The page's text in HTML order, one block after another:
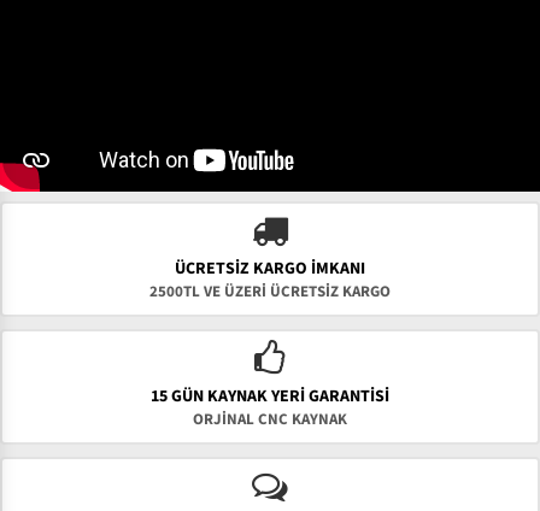
ÜCRETSIZ KARGO İMKANI
2500TL VE ÜZERİ ÜCRETSİZ KARGO
15 GÜN KAYNAK YERI GARANTISI
ORJİNAL CNC KAYNAK